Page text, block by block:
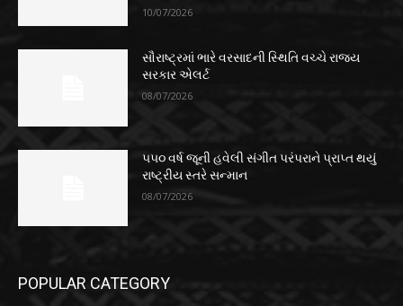
10/07/2026
સૌરાષ્ટ્રમાં ભારે વરસાદની સ્થિતિ વચ્ચે રાજ્ય
સરકાર એલર્ટ
08/07/2026
૫૫૦ વર્ષ જૂની હવેલી સંગીત પરંપરાને પ્રાપ્ત થયું
રાષ્ટ્રીય સ્તરે સન્માન
08/07/2026
POPULAR CATEGORY